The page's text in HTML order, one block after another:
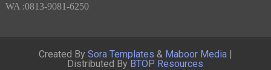
WA :0813-9081-6250
Created By Sora Templates & Maboor Media|
Distributed By BTOP Resources